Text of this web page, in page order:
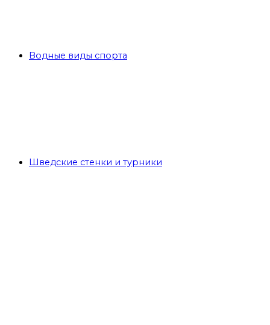
Водные виды спорта
Шведские стенки и турники